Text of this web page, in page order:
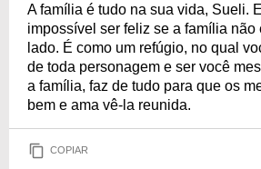
A família é tudo na sua vida, Sueli.
impossível ser feliz se a família não
lado. É como um refúgio, no qual
de toda personagem e ser você
a família, faz de tudo para que os
bem e ama vê-la reunida.
COPIAR